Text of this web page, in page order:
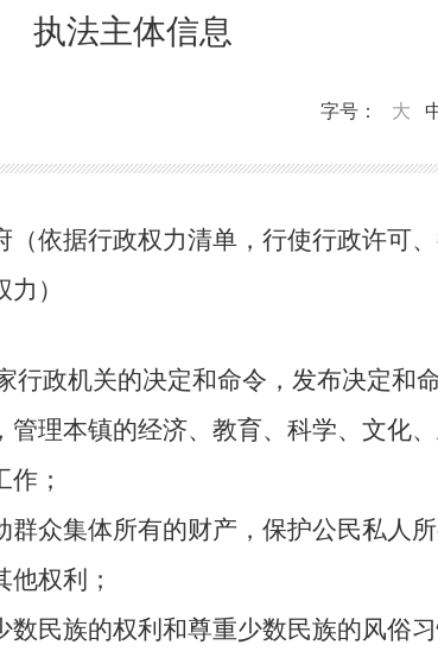
执法主体信息
字号： 大
（依据行政权力清单， 行使行政许可
）
政机关的决定和命令，发布决定和命
本镇的经济、教育、科学、文化、
；
众集体所有的财产，保护公民私人
权利；
族的权利和尊重少数民族的风俗习